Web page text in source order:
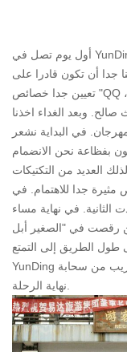
أول يوم تصل في YunDing الجبل الجميع ينجذب مناظر طبيعية جميلة من
جدا أن تكون قادرا على
تعيين جدا خصائص "QQ البيض فندق" شكله مثل بيضة على شكل قلب ،
صالح. وبعد الغداء اخذنا
في البداية نشعر
بفظاعة نحن الانضمام
مثيرة جدا للاهتمام. في
في نهاية مساء
الطريق إلى التمتع
YunDing مشهد, بعد مشاهدة شكل غريب من سحابة falls, ونحن في